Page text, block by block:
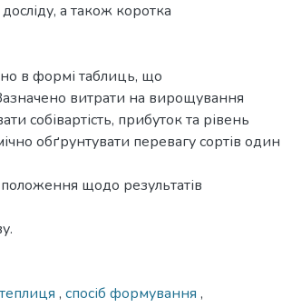
а також коротка
в формі таблиць, що
витрати на вирощування
собівартість, прибуток та рівень
обґрунтувати перевагу сортів один
щодо результатів
, спосіб формування ,